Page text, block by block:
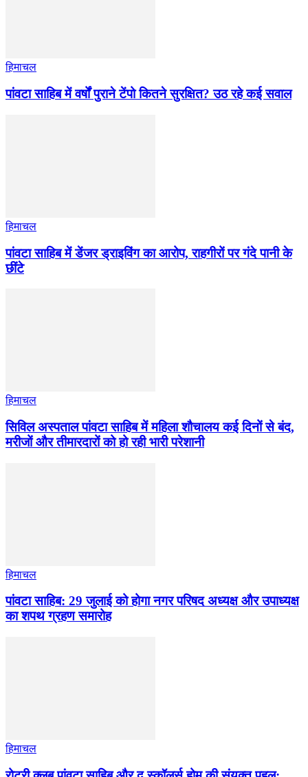
हिमाचल
पांवटा साहिब में वर्षों पुराने टेंपो कितने सुरक्षित? उठ रहे कई सवाल
हिमाचल
पांवटा साहिब में डेंजर ड्राइविंग का आरोप, राहगीरों पर गंदे पानी के
छींटे
हिमाचल
सिविल अस्पताल पांवटा साहिब में महिला शौचालय कई दिनों से बंद,
मरीजों और तीमारदारों को हो रही भारी परेशानी
हिमाचल
पांवटा साहिब: 29 जुलाई को होगा नगर परिषद अध्यक्ष और उपाध्यक्ष
का शपथ ग्रहण समारोह
हिमाचल